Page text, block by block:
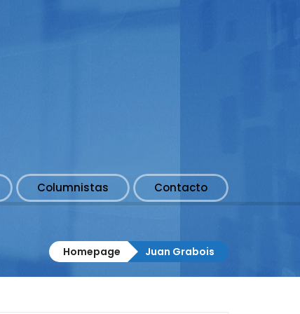
Columnistas Contacto
Homepage Juan Grabois